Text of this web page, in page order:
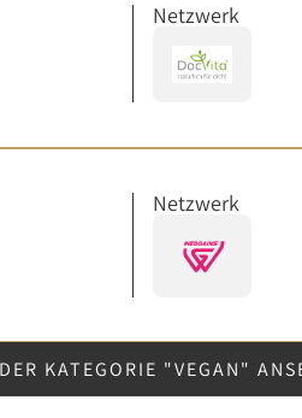
Netzwerk
Netzwerk
KATEGORIE "VEGAN"